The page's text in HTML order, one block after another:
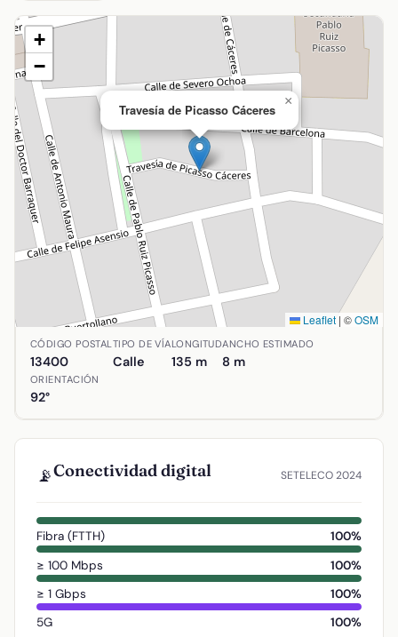
Travesía de Picasso Cáceres
×
+
−
Leaflet | ©OSM
Ubicación de Travesía de Picasso Cáceres en Almadén,
CÓDIGO POSTAL
13400
TIPO DE VÍA
Calle
LONGITUD
135 m
ANCHO ESTIMADO
8 m
ORIENTACIÓN
92°
📡Conectividad digital SETELECO 2024
Fibra (FTTH)
100%
≥ 100 Mbps
100%
≥ 1 Gbps
100%
5G
100%